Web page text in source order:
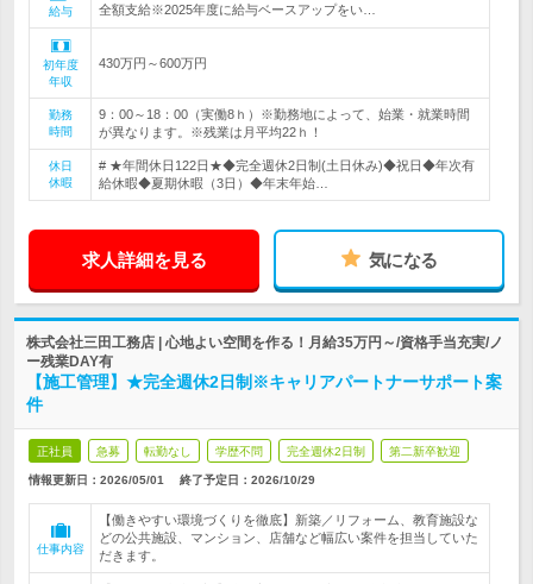
給与
全額支給※2025年度に給与ベースアップをい…
初年度
年収
430万円～600万円
勤務
時間
9：00～18：00（実働8ｈ）※勤務地によって、始業・就業時間
が異なります。※残業は月平均22ｈ！
休日
休暇
# ★年間休日122日★◆完全週休2日制(土日休み)◆祝日◆年次有
給休暇◆夏期休暇（3日）◆年末年始…
求人詳細を見る 気になる
株式会社三田工務店 | 心地よい空間を作る！月給35万円～/資格手当充実/ノ
ー残業DAY有
【施工管理】★完全週休2日制※キャリアパートナーサポート案
件
正社員 急募 転勤なし 学歴不問 完全週休2日制 第二新卒歓迎
情報更新日：2026/05/01 終了予定日： 2026/10/29
仕事内容
【働きやすい環境づくりを徹底】新築／リフォーム、教育施設な
どの公共施設、マンション、店舗など幅広い案件を担当していた
だきます。